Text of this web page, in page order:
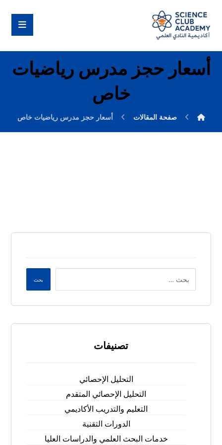
أسعار حجز مدرس رياضيات
خاص
صفحة المقالات أسعار حجز مدرس رياضيات خاص
بحث
تصنيفات
التحليل الإحصائي
التحليل الإحصائي المتقدم
التعليم والتدريب الأكاديمي
الدورات التقنية
خدمات البحث العلمي والدراسات العليا